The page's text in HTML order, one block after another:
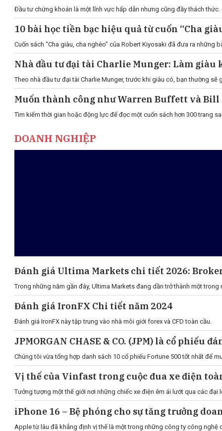
Đầu tư chứng khoán là một lĩnh vực hấp dẫn nhưng cũng đầy thách
10 bài học tiền bạc hiệu quả từ cuốn “Cha
Cuốn sách “Cha giàu, cha nghèo” của Robert Kiyosaki đã đưa ra
Nhà đầu tư đại tài Charlie Munger: Làm
Theo nhà đầu tư đại tài Charlie Munger, trước khi giàu có, bạn thường sẽ
Muốn thành công như Warren Buffett và Bill
Tìm kiếm thời gian hoặc động lực để đọc một cuốn sách hơn 300 trang
DOANH NGHIỆP
Đánh giá Ultima Markets chi tiết 2026:
Trong những năm gần đây, Ultima Markets đang dần trở thành một
Đánh giá IronFX Chi tiết năm 2024
Đánh giá IronFX này tập trung vào nhà môi giới forex và CFD toàn cầu.
JPMORGAN CHASE & CO. (JPM)
Chúng tôi vừa tổng hợp danh sách 10 cổ phiếu Fortune 500 tốt nhất để
Vị thế của Vinfast trong cuộc đua xe điện
Tưởng tượng một thế giới nơi những chiếc xe điện êm ái lướt qua các đại
iPhone 16 – Bệ phóng cho sự tăng trưởng
Apple từ lâu đã khẳng định vị thế là một trong những công ty công nghệ